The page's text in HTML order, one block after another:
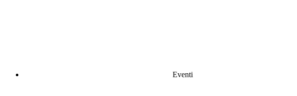
Eventi